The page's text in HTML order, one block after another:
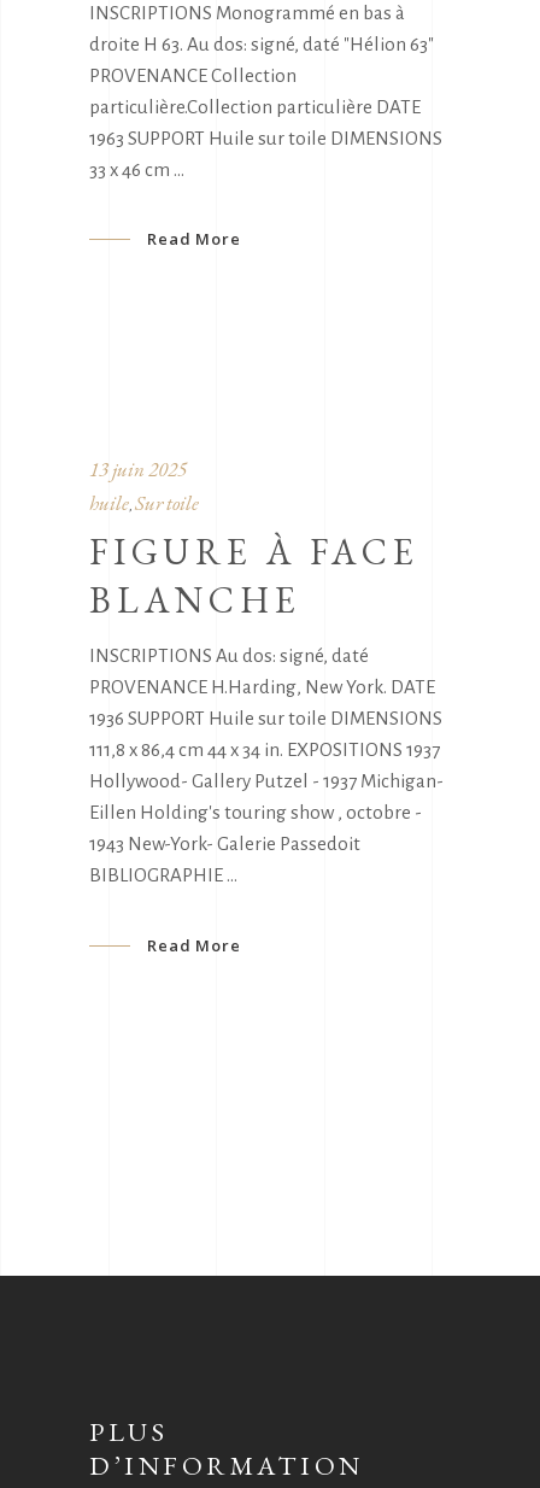
INSCRIPTIONS Monogrammé en bas à
droite H 63. Au dos: signé, daté "Hélion 63"
PROVENANCE Collection
particulière.Collection particulière DATE
1963 SUPPORT Huile sur toile DIMENSIONS
33 x 46 cm
Read More
13 juin 2025
huile, Sur toile
FIGURE À FACE
BLANCHE
INSCRIPTIONS Au dos: signé, daté
PROVENANCE H.Harding, New York. DATE
1936 SUPPORT Huile sur toile DIMENSIONS
111,8 x 86,4 cm 44 x 34 in. EXPOSITIONS 1937
Hollywood- Gallery Putzel - 1937 Michigan-
Eillen Holding's touring show , octobre -
1943 New-York- Galerie Passedoit
BIBLIOGRAPHIE
Read More
PLUS
D’INFORMATION